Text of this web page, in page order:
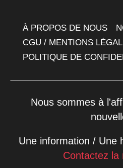
À PROPOS DE NOUS
CGU / MENTIONS
POLITIQUE DE
Nous sommes à
Une information / Une
Contactez la